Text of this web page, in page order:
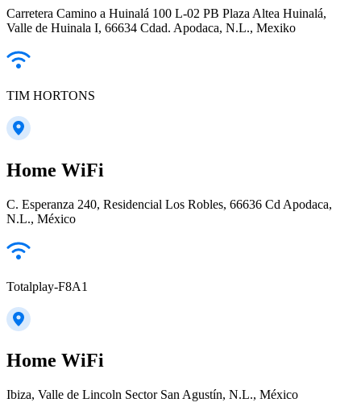
Carretera Camino a Huinalá 100 L-02 PB Plaza Altea Huinalá,
Valle de Huinala I, 66634 Cdad. Apodaca, N.L., Mexiko
TIM HORTONS
Home WiFi
C. Esperanza 240, Residencial Los Robles, 66636 Cd Apodaca,
N.L., México
Totalplay-F8A1
Home WiFi
Ibiza, Valle de Lincoln Sector San Agustín, N.L., México